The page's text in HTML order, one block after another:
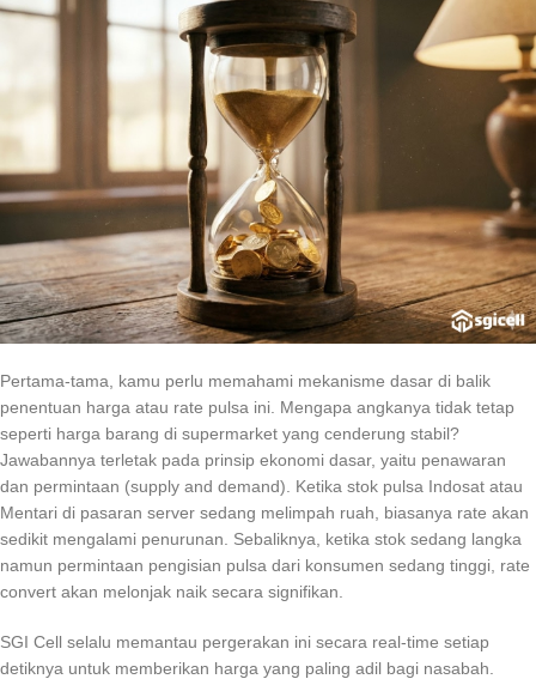
Pertama-tama, kamu perlu memahami mekanisme dasar di balik
penentuan harga atau rate pulsa ini. Mengapa angkanya tidak tetap
seperti harga barang di supermarket yang cenderung stabil?
Jawabannya terletak pada prinsip ekonomi dasar, yaitu penawaran
dan permintaan (supply and demand). Ketika stok pulsa Indosat atau
Mentari di pasaran server sedang melimpah ruah, biasanya rate akan
sedikit mengalami penurunan. Sebaliknya, ketika stok sedang langka
namun permintaan pengisian pulsa dari konsumen sedang tinggi, rate
convert akan melonjak naik secara signifikan.
SGI Cell selalu memantau pergerakan ini secara real-time setiap
detiknya untuk memberikan harga yang paling adil bagi nasabah.